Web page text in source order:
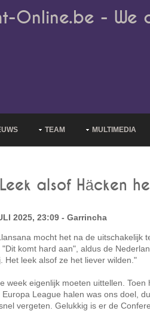
Online.be - We
TEAM MULTIMEDIA
alsof Häcken
2025, 23:09 - Garrincha
mocht het na de uitschakelijk
komt hard aan", aldus de
Het leek alsof ze het liever wilden."
week eigenlijk moeten uittellen. Toen
League halen was ons doel,
vergeten. Gelukkig is er de